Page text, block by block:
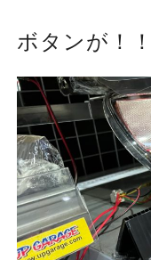
ボタンが！！